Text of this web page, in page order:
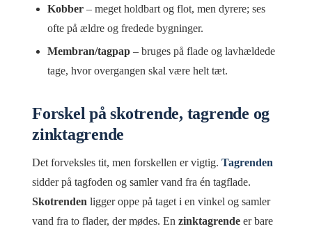
Kobber– meget holdbart og flot, men dyrere; ses
ofte på ældre og fredede bygninger.
Membran/tagpap– bruges på flade og lavhældede
tage, hvor overgangen skal være helt tæt.
Forskel på skotrende, tagrende og
zinktagrende
Det forveksles tit, men forskellen er vigtig. Tagrenden
sidder på tagfoden og samler vand fra én tagflade.
Skotrenden ligger oppe på taget i en vinkel og samler
vand fra to flader, der mødes. En zinktagrende er bare